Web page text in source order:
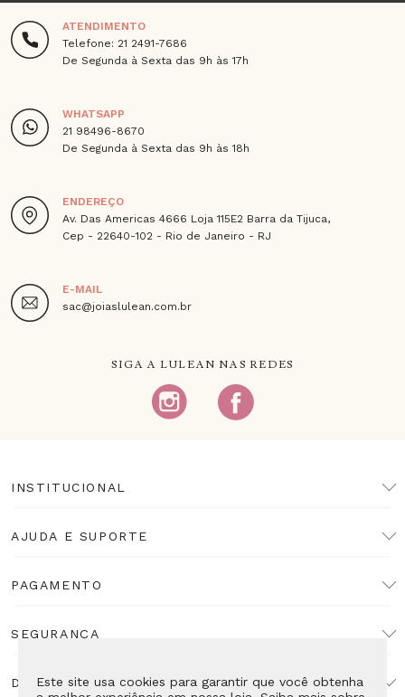
Este site usa cookies para garantir que você obtenha
ATENDIMENTO
Telefone: 21 2491-7686
De Segunda à Sexta das 9h às 17h
WHATSAPP
21 98496-8670
De Segunda à Sexta das 9h às 18h
ENDEREÇO
Av. Das Americas 4666 Loja 115E2 Barra da Tijuca,
Cep - 22640-102 - Rio de Janeiro - RJ
E-MAIL
sac@joiaslulean.com.br
SIGA A LULEAN NAS REDES
INSTITUCIONAL
AJUDA E SUPORTE
PAGAMENTO
SEGURANÇA
DESENVOLVIMENTO